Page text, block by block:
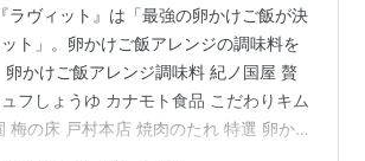
ラヴィット』は「最強の卵かけご飯が決
ト」。卵かけご飯アレンジの調味料を
卵かけご飯アレンジ調味料 紀ノ国屋 贅
フしょうゆ カナモト食品 こだわりキム
梅の床 戸村本店 焼肉のたれ 特選 卵かけ